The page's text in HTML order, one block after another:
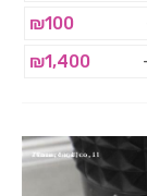
₪100
₪1,400